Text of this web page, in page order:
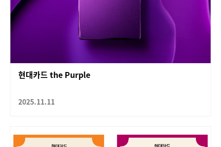
현대카드 the Purple
2025.11.11